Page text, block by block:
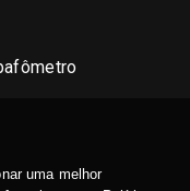
uma melhor